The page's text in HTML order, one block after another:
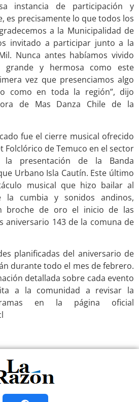
instancia de participación y
es precisamente lo que todos los
a la Municipalidad de
invitado a participar junto a la
Nunca antes habíamos vivido
grande y hermosa como este
vez que presenciamos algo
como en toda la región”, dijo
de Mas Danza Chile de la
fue el cierre musical ofrecido
Folclórico de Temuco en el sector
presentación de la Banda
Urbano Isla Cautín. Este último
musical que hizo bailar al
cumbia y sonidos andinos,
broche de oro el inicio de las
aniversario 143 de la comuna de
planificadas del aniversario de
durante todo el mes de febrero.
detallada sobre cada evento
a la comunidad a revisar la
en la página oficial